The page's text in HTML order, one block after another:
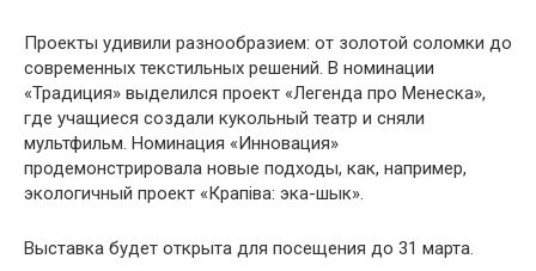
Проекты удивили разнообразием: от золотой соломки до
современных текстильных решений. В номинации
«Традиция» выделился проект «Легенда про Менеска»,
где учащиеся создали кукольный театр и сняли
мультфильм. Номинация «Инновация»
продемонстрировала новые подходы, как, например,
экологичный проект «Крапіва: эка-шык».
Выставка будет открыта для посещения до 31 марта.